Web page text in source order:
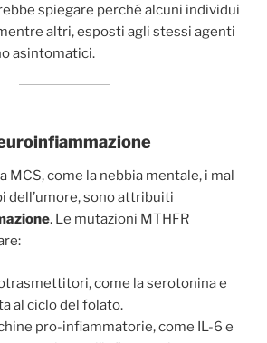
spiegare perché alcuni individui
altri, esposti agli stessi agenti
asintomatici.
MCS, come la nebbia mentale, i mal
dell’umore, sono attribuiti
. Le mutazioni MTHFR
come la serotonina e
al ciclo del folato.
pro-infiammatorie, come IL-6 e